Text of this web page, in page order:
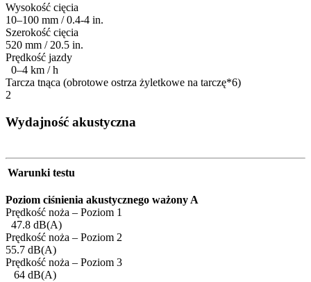
Wysokość cięcia
10–100 mm / 0.4-4 in.
Szerokość cięcia
520 mm / 20.5 in.
Prędkość jazdy
0–4 km / h
Tarcza tnąca (obrotowe ostrza żyletkowe na tarczę*6)
2
Wydajność akustyczna
Warunki testu
Poziom ciśnienia akustycznego ważony A
Prędkość noża – Poziom 1
47.8 dB(A)
Prędkość noża – Poziom 2
55.7 dB(A)
Prędkość noża – Poziom 3
64 dB(A)